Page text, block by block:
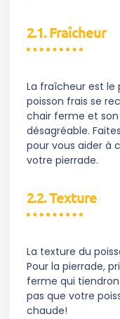
2.1. Fraîcheur
La fraîcheur est le
poisson frais se
chair ferme et
désagréable.
pour vous aider à
votre pierrade.
2.2. Texture
La texture du
Pour la pierrade,
ferme qui
pas que votre
chaude!